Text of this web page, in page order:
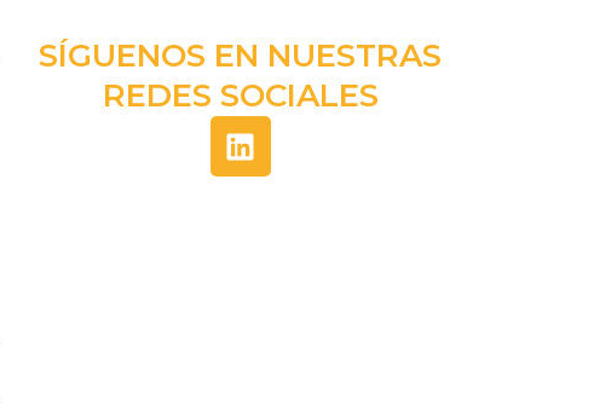
SÍGUENOS EN NUESTRAS
REDES SOCIALES
L
i